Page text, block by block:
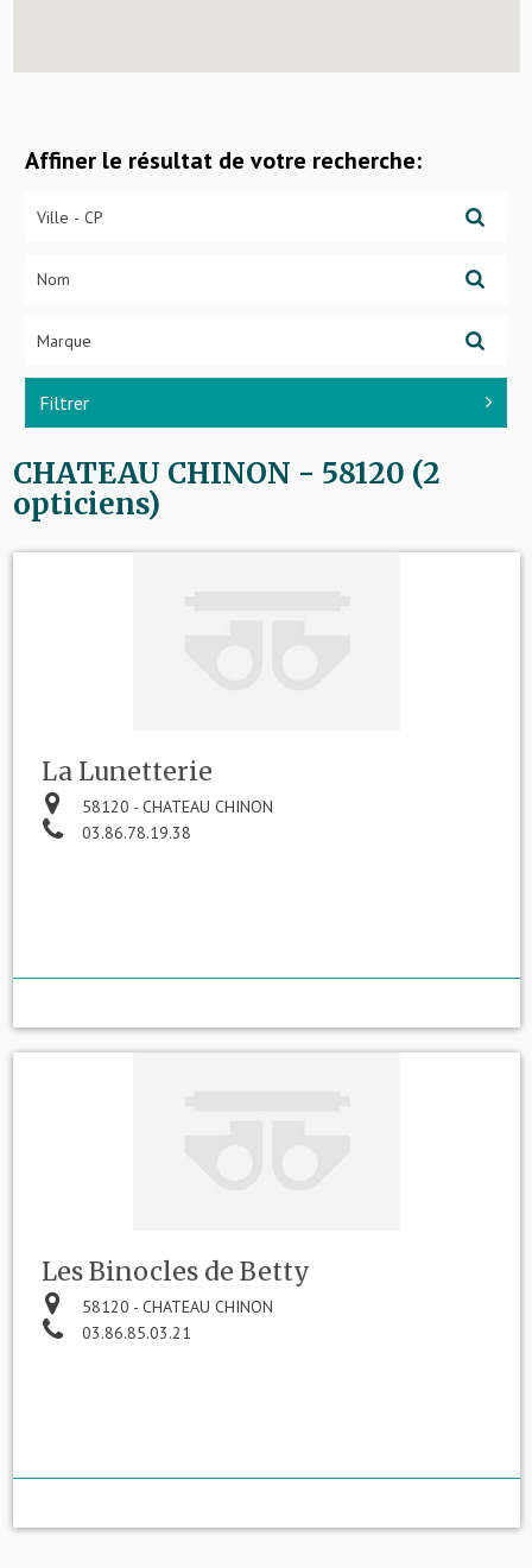
Affiner le résultat de votre recherche:
Filtrer
CHATEAU CHINON - 58120 (2
opticiens)
La Lunetterie
58120 - CHATEAU CHINON
03.86.78.19.38
Les Binocles de Betty
58120 - CHATEAU CHINON
03.86.85.03.21